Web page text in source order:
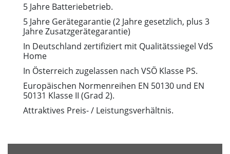
5 Jahre Batteriebetrieb.
5 Jahre Gerätegarantie (2 Jahre gesetzlich, plus 3
Jahre Zusatzgerätegarantie)
In Deutschland zertifiziert mit Qualitätssiegel VdS
Home
In Österreich zugelassen nach VSÖ Klasse PS.
Europäischen Normenreihen EN 50130 und EN
50131 Klasse II (Grad 2).
Attraktives Preis- / Leistungsverhältnis.